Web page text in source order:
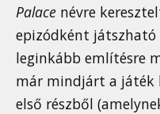
Palace névre
epizódként játszható
leginkább említésre
már mindjárt a játék
első részből